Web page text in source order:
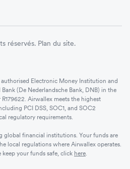
réservés. Plan du site.
Electronic Money Institution and
(De Nederlandsche Bank, DNB) in the
Airwallex meets the highest
PCI DSS, SOC1, and SOC2
regulatory requirements.
global financial institutions. Your funds are
local regulations where Airwallex operates.
your funds safe, click here